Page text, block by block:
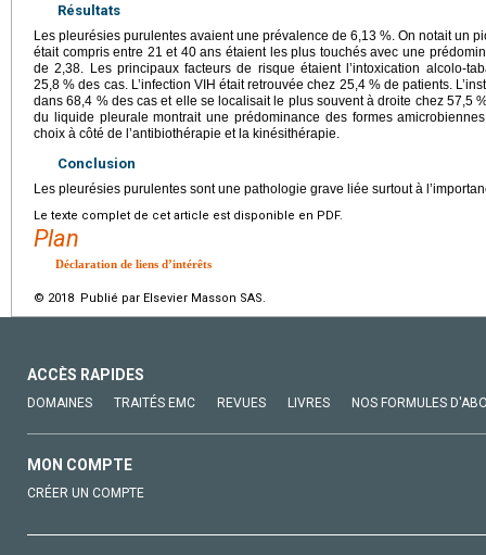
Résultats
Les pleurésies purulentes avaient une prévalence de 6,13 %. On notait un
était compris entre 21 et 40 ans étaient les plus touchés avec une
de 2,38. Les principaux facteurs de risque étaient l’intoxication alcolo-
25,8 % des cas. L’infection VIH était retrouvée chez 25,4 % de patients.
dans 68,4 % des cas et elle se localisait le plus souvent à droite chez 57,5
du liquide pleurale montrait une prédominance des formes
choix à côté de l’antibiothérapie et la kinésithérapie.
Conclusion
Les pleurésies purulentes sont une pathologie grave liée surtout à
Le texte complet de cet article est disponible en PDF.
Plan
Déclaration de liens d’intérêts
© 2018 Publié par Elsevier Masson SAS.
ACCÈS RAPIDES
DOMAINES TRAITÉS EMC REVUES LIVRES NOS FORMULES
MON COMPTE
CRÉER UN COMPTE